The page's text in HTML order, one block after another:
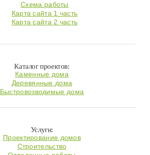
Схема работы
Карта сайта 1 часть
Карта сайта 2 часть
Каталог проектов:
Каменные дома
Деревянные дома
Быстровозводимые дома
Услуги:
Проектирование домов
Строительство